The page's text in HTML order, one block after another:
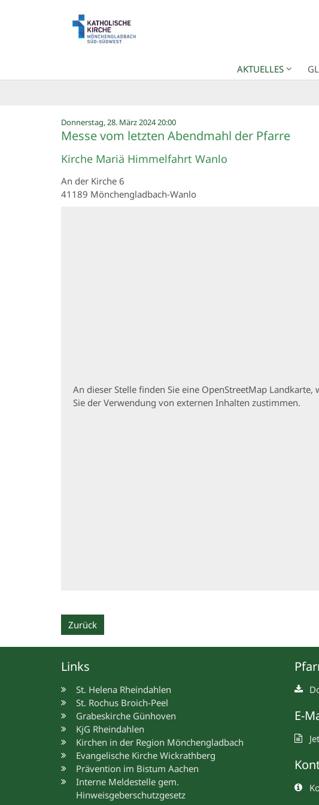
AKTUELLES
Donnerstag, 28. März 2024 20:00:
Messe vom letzten Abendmahl der Pfarre
Kirche Mariä Himmelfahrt Wanlo
An der Kirche 6
41189 Mönchengladbach-Wanlo
An dieser Stelle finden Sie eine OpenStreetMap
Sie der Verwendung von externen Inhalten zustimmen.
Zurück
Links
St. Helena Rheindahlen
St. Rochus Broich-Peel
Grabeskirche Günhoven
KjG Rheindahlen
Kirchen in der Region Mönchengladbach
Evangelische Kirche Wickrathberg
Prävention im Bistum Aachen
Interne Meldestelle gem.
Hinweisgeberschutzgesetz
E-